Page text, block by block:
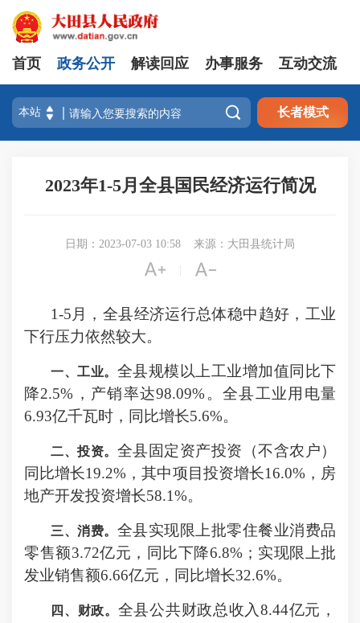
首页 政务公开 解读回应 办事服务 互动交流
 长者模式
2023年1-5月全县国民经济运行简况
日期：2023-07-03 10:58 来源：大田县统计局
 
1-5 月，全县经济运行总体稳中趋好 ，工业
下行压力依然较大。
一、工业。 全县规模以上工业增加值同比下
降2.5%，产销率达98.09%。全县工业用电量
6.93亿千瓦时，同比增长5.6%。
二、投资。 全县固定资产投资（不含农户）
同比增长19.2%，其中项目投资增长16.0%，房
地产开发投资增长58.1%。
三、消费。 全县实现限上批零住餐业消费品
零售额3.72亿元，同比下降6.8%；实现限上批
发业销售额6.66亿元，同比增长32.6%。
四、财政。 全县公共财政总收入 8.44亿元，